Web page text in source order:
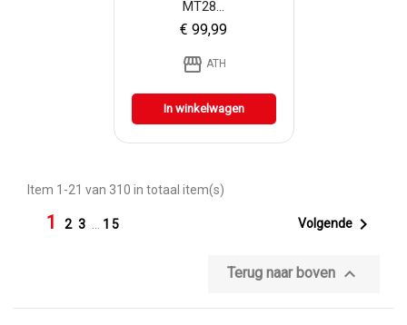
MT28...
€ 99,99
storefront ATH
In winkelwagen
Item 1-21 van 310 in totaal item(s)
1 2 3 15 Volgende 
Terug naar boven 